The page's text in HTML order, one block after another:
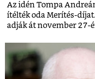
Az idén Tompa
ítélték oda Merítés-
adják át november 27-